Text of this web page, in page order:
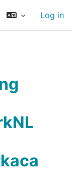
Log in